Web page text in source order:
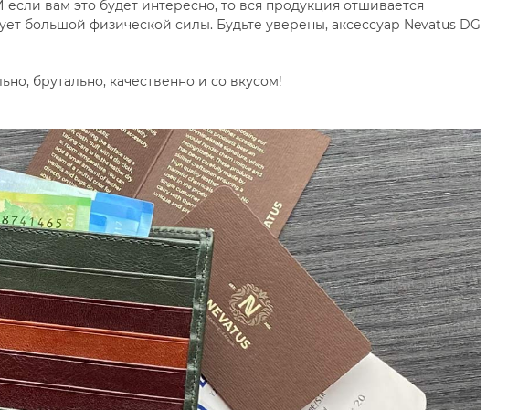
вам это будет интересно, то вся продукция отшивается
большой физической силы. Будьте уверены, аксессуар Nevatus DG
брутально, качественно и со вкусом!